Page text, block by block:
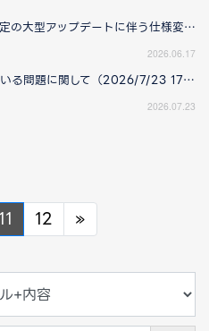
2026年12月予定の大型アップデートに伴う仕様変更のお知らせ
2026.06.17
現在確認されている問題に関して（2026/7/23 17:00更新）
2026.07.23
11 12 »